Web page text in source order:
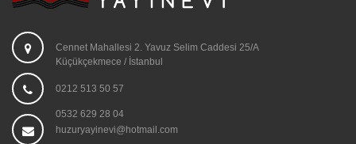
Cennet Mahallesi 2. Yavuz Selim Caddesi 25/A
Küçükçekmece / İstanbul
0212 513 50 57
0532 629 28 04
huzuryayinevi@hotmail.com